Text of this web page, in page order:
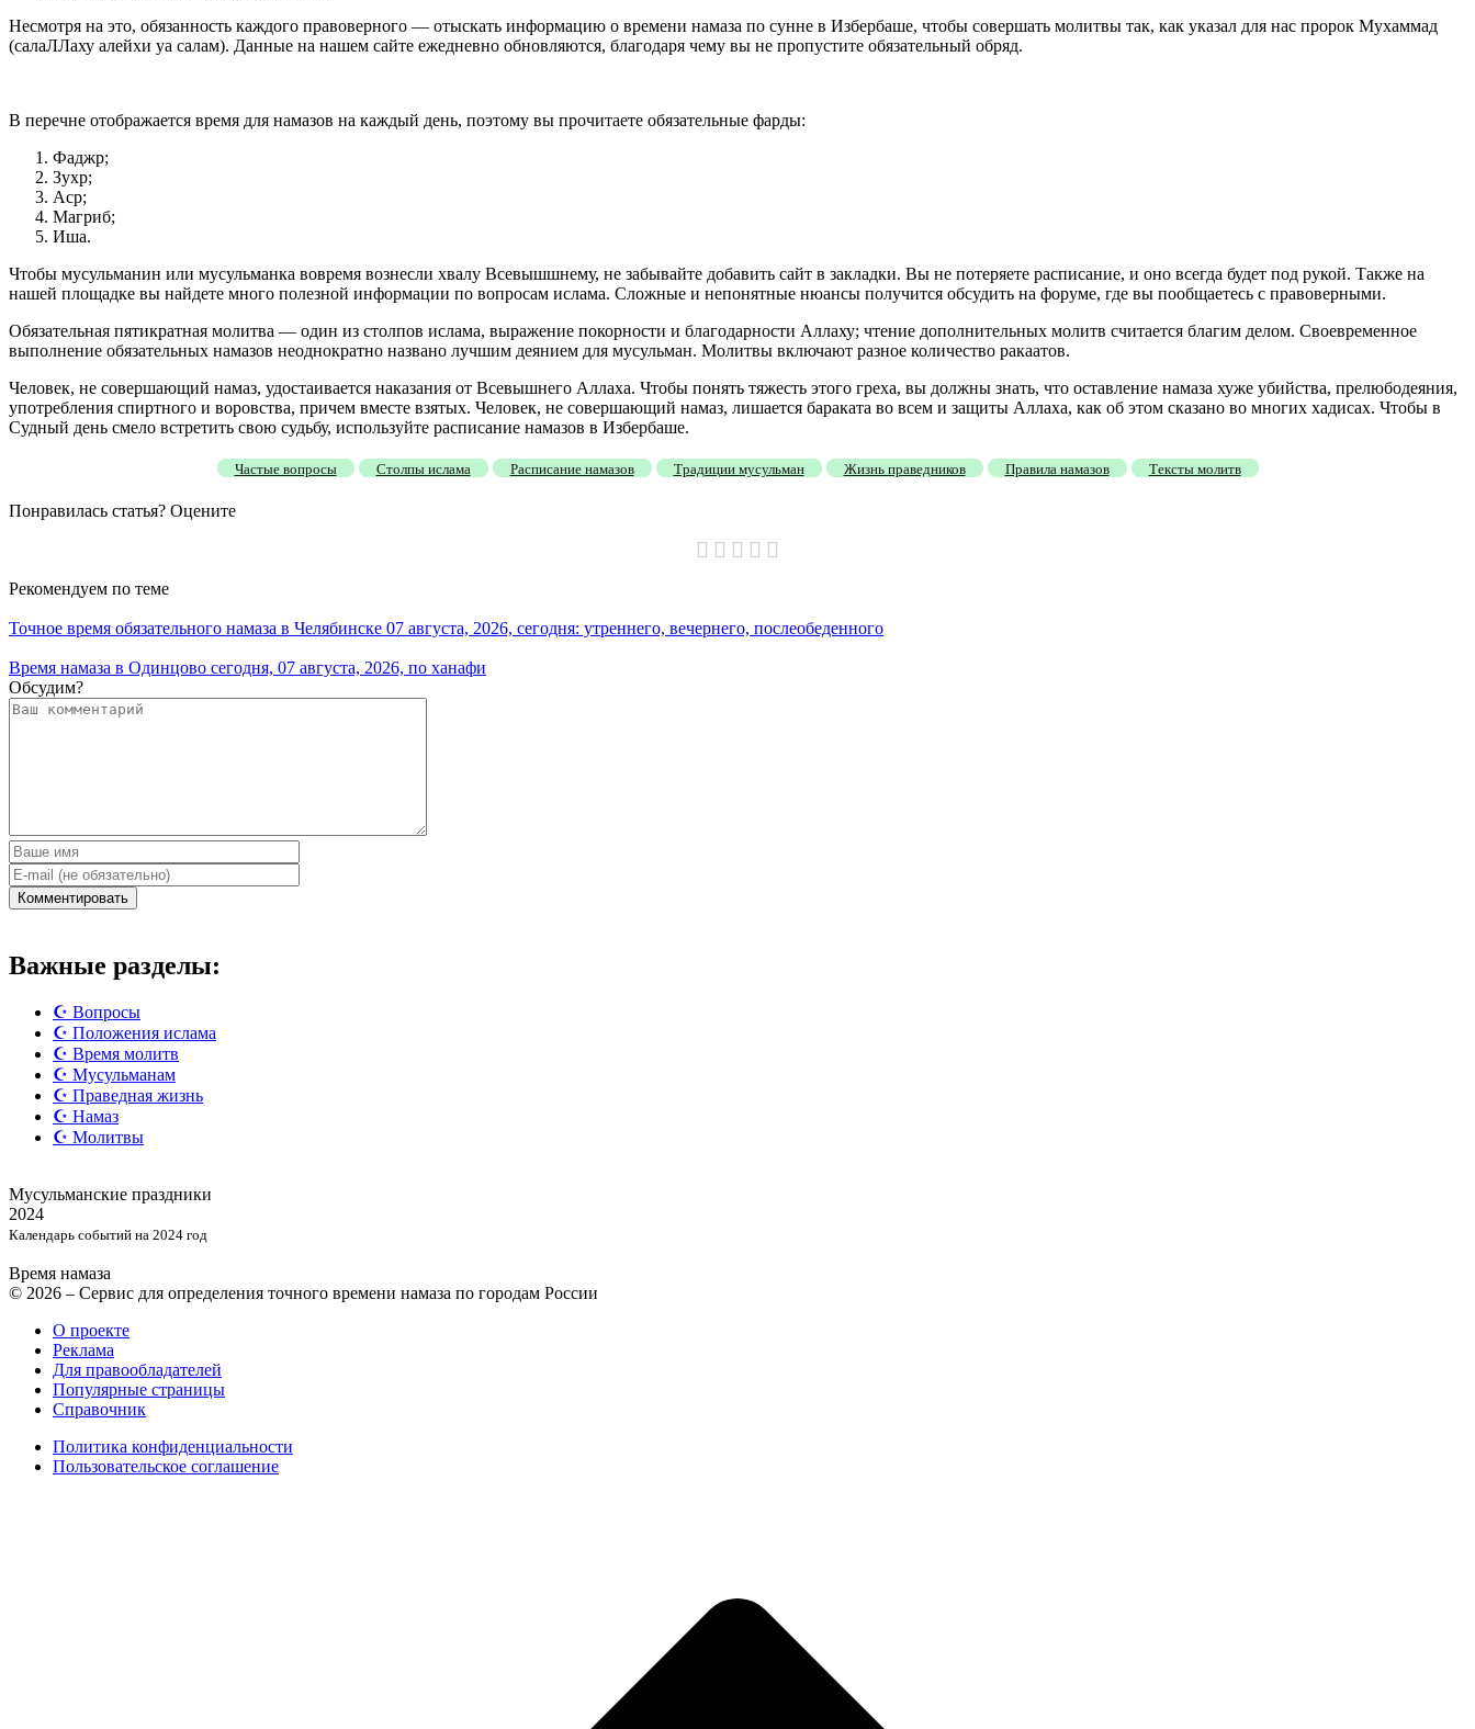
Несмотря на это, обязанность каждого правоверного — отыскать информацию о времени намаза по сунне в Избербаше, чтобы совершать молитвы так, как указал для нас пророк Мухаммад
(салаЛЛаху алейхи уа салам). Данные на нашем сайте ежедневно обновляются, благодаря чему вы не пропустите обязательный обряд.
В перечне отображается время для намазов на каждый день, поэтому вы прочитаете обязательные фарды:
Фаджр;
Зухр;
Аср;
Магриб;
Иша.
Чтобы мусульманин или мусульманка вовремя вознесли хвалу Всевышшнему, не забывайте добавить сайт в закладки. Вы не потеряете расписание, и оно всегда будет под рукой. Также на
нашей площадке вы найдете много полезной информации по вопросам ислама. Сложные и непонятные нюансы получится обсудить на форуме, где вы пообщаетесь с правоверными.
Обязательная пятикратная молитва — один из столпов ислама, выражение покорности и благодарности Аллаху; чтение дополнительных молитв считается благим делом. Своевременное
выполнение обязательных намазов неоднократно названо лучшим деянием для мусульман. Молитвы включают разное количество ракаатов.
Человек, не совершающий намаз, удостаивается наказания от Всевышнего Аллаха. Чтобы понять тяжесть этого греха, вы должны знать, что оставление намаза хуже убийства, прелюбодеяния,
употребления спиртного и воровства, причем вместе взятых. Человек, не совершающий намаз, лишается бараката во всем и защиты Аллаха, как об этом сказано во многих хадисах. Чтобы в
Судный день смело встретить свою судьбу, используйте расписание намазов в Избербаше.
Частые вопросы Столпы ислама Расписание намазов Традиции мусульман Жизнь праведников Правила намазов Тексты молитв
Понравилась статья? Оцените
Рекомендуем по теме
Точное время обязательного намаза в Челябинске 07 августа, 2026, сегодня: утреннего, вечернего, послеобеденного
Время намаза в Одинцово сегодня, 07 августа, 2026, по ханафи
Обсудим?
Важные разделы:
☪️ Вопросы
☪️ Положения ислама
☪️ Время молитв
☪️ Мусульманам
☪️ Праведная жизнь
☪️ Намаз
☪️ Молитвы
Мусульманские праздники
2024
Календарь событий на 2024 год
Время намаза
© 2026 – Сервис для определения точного времени намаза по городам России
О проекте
Реклама
Для правообладателей
Популярные страницы
Справочник
Политика конфиденциальности
Пользовательское соглашение